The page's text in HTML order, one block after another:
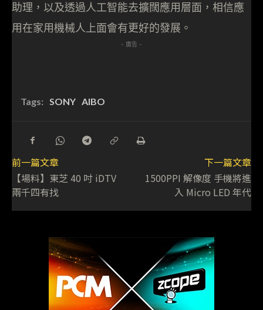
助理，以及透過人工智能去擴闊應用層面，相信應
用在家用機械人上面會有更好的發展。
- 廣告 -
Tags: SONY AIBO
前一篇文章
【場料】東芝 40 吋 iDTV
兩千四有找
下一篇文章
1500PPI 解像度 手機將進
入 Micro LED 年代